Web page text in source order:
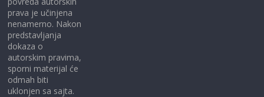
prava je učinjena
nenamerno. Nakon
predstavljanja
dokaza o
autorskim pravima,
sporni materijal će
odmah biti
uklonjen sa sajta.